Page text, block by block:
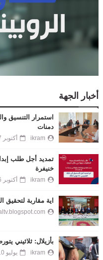
أخبار الجهة
استمرار التنسيق
دمنات
ikram أكتوبر 27, 2023
تمديد أجل طلب
خنيفرة
ikram أكتوبر 26, 2023
اية مقاربة لتحقيق
بأزيلال: ثلاثيني
ikram يوليو 10, 2023